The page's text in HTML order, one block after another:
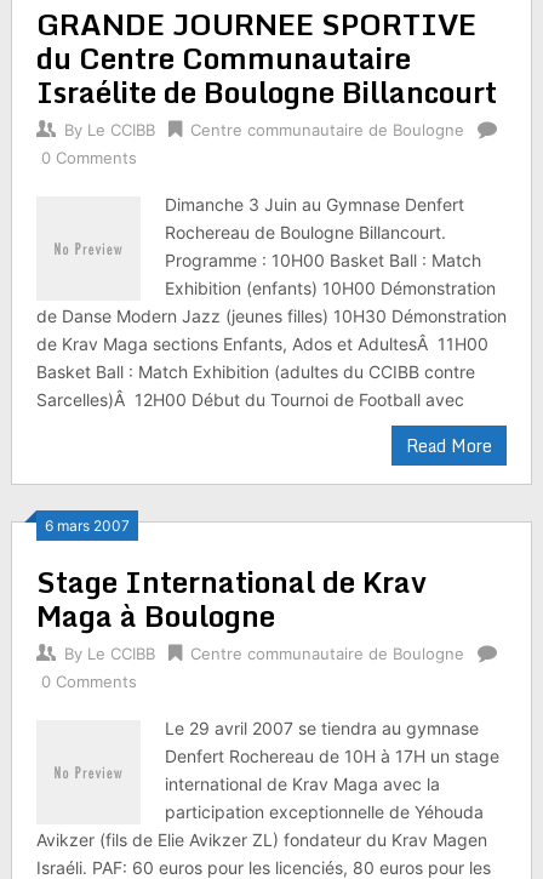
GRANDE JOURNEE SPORTIVE
du Centre Communautaire
Israélite de Boulogne Billancourt
By Le CCIBB
Centre communautaire de Boulogne
0 Comments
Dimanche 3 Juin au Gymnase Denfert
Rochereau de Boulogne Billancourt.
Programme : 10H00 Basket Ball : Match
Exhibition (enfants) 10H00 Démonstration
de Danse Modern Jazz (jeunes filles) 10H30 Démonstration
de Krav Maga sections Enfants, Ados et AdultesÂ 11H00
Basket Ball : Match Exhibition (adultes du CCIBB contre
Sarcelles)Â 12H00 Début du Tournoi de Football avec
Read More
6 mars 2007
Stage International de Krav
Maga à Boulogne
By Le CCIBB
Centre communautaire de Boulogne
0 Comments
Le 29 avril 2007 se tiendra au gymnase
Denfert Rochereau de 10H à 17H un stage
international de Krav Maga avec la
participation exceptionnelle de Yéhouda
Avikzer (fils de Elie Avikzer ZL) fondateur du Krav Magen
Israéli. PAF: 60 euros pour les licenciés, 80 euros pour les